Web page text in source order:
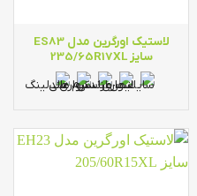
لاستیک اورگرین مدل ES83
سایز 235/65R17XL